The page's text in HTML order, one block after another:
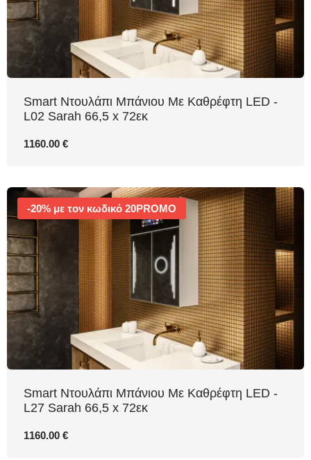
Smart Ντουλάπι Μπάνιου Με Καθρέφτη LED -
L02 Sarah 66,5 x 72εκ
1160.00 €
-20% με τον κωδικό 20PROMO
Smart Ντουλάπι Μπάνιου Με Καθρέφτη LED -
L27 Sarah 66,5 x 72εκ
1160.00 €